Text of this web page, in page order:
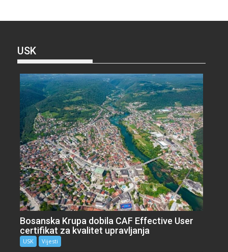
USK
Bosanska Krupa dobila CAF Effective User
certifikat za kvalitet upravljanja
USK Vijesti